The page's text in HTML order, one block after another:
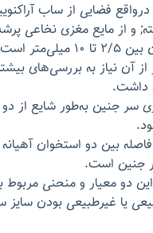
درواقع فضایی از ساب
و از مایع مغزی نخاعی
سایز نرمال آن بین ۲/۵ تا
از آن نیاز به بررسی‌های
داشت.
جنین است.
این دو معیار و منحنی مربوط
یا غیرطبیعی بودن سایز